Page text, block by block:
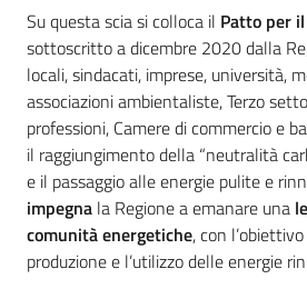
Su questa scia si colloca il Patto per
sottoscritto a dicembre 2020 dalla
locali, sindacati, imprese, università,
associazioni ambientaliste, Terzo
professioni, Camere di commercio e
il raggiungimento della “neutralità
e il passaggio alle energie pulite e
impegna la Regione a emanare una
comunità energetiche, con
produzione e l’utilizzo delle energie